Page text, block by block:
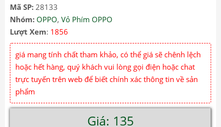
Mã SP: 28133
Nhóm: OPPO, Vỏ Phím OPPO
Lượt Xem: 1856
giá mang tính chất tham khảo, có thể giá sẽ chênh lệch
hoặc hết hàng, quý khách vui lòng gọi điện hoặc chat
trực tuyến trên web để biết chính xác thông tin về sản
phẩm
Giá: 135